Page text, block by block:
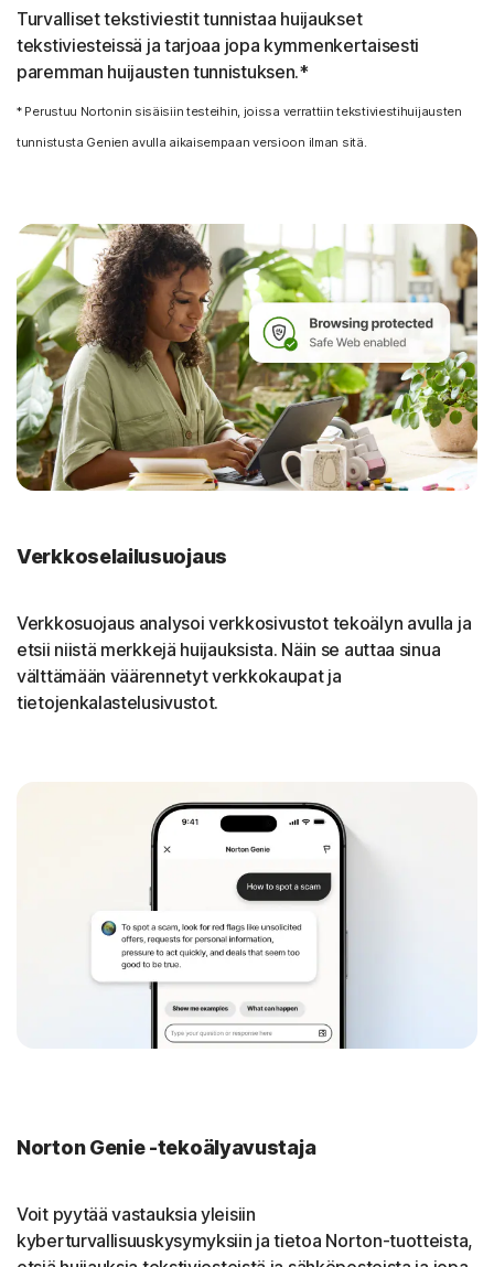
Turvalliset tekstiviestit tunnistaa huijaukset
tekstiviesteissä ja tarjoaa jopa kymmenkertaisesti
paremman huijausten tunnistuksen.*
* Perustuu Nortonin sisäisiin testeihin, joissa verrattiin tekstiviestihuijausten
tunnistusta Genien avulla aikaisempaan versioon ilman sitä.
Verkkoselailusuojaus
Verkkosuojaus analysoi verkkosivustot tekoälyn avulla ja
etsii niistä merkkejä huijauksista. Näin se auttaa sinua
välttämään väärennetyt verkkokaupat ja
tietojenkalastelusivustot.
Norton Genie -tekoälyavustaja
Voit pyytää vastauksia yleisiin
kyberturvallisuuskysymyksiin ja tietoa Norton-tuotteista,